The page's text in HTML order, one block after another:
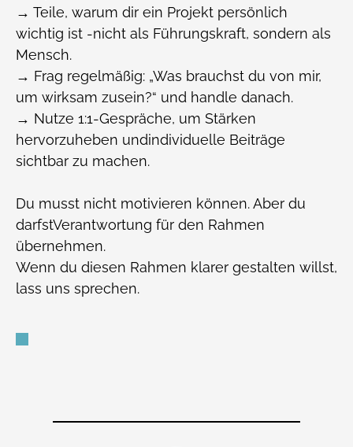
→ Teile, warum dir ein Projekt persönlich
wichtig ist -nicht als Führungskraft, sondern als
Mensch.
→ Frag regelmäßig: „Was brauchst du von mir,
um wirksam zusein?“ und handle danach.
→ Nutze 1:1-Gespräche, um Stärken
hervorzuheben undindividuelle Beiträge
sichtbar zu machen.
Du musst nicht motivieren können. Aber du
darfstVerantwortung für den Rahmen
übernehmen.
Wenn du diesen Rahmen klarer gestalten willst,
lass uns sprechen.